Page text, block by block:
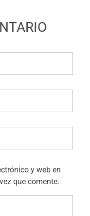
y web en
que comente.